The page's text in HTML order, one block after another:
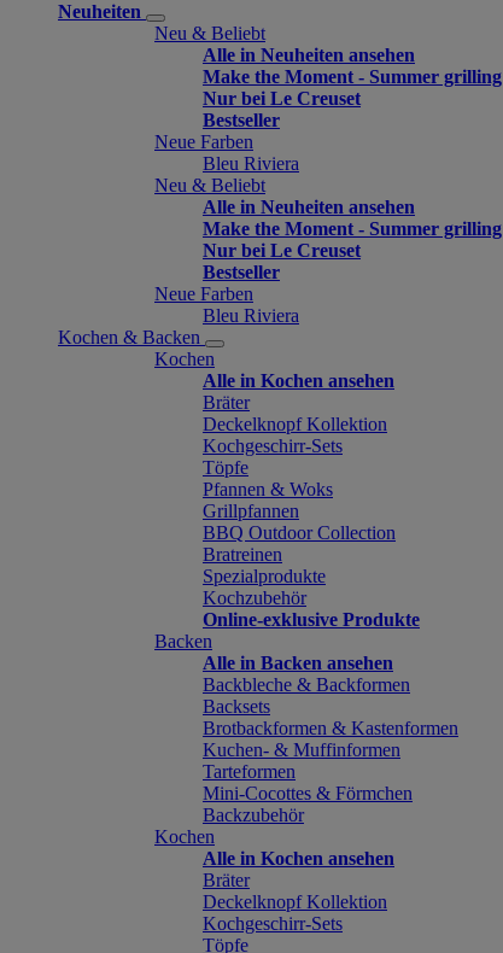
Neuheiten
Neu & Beliebt
Alle in Neuheiten ansehen
Make the Moment - Summer grilling
Nur bei Le Creuset
Bestseller
Neue Farben
Bleu Riviera
Neu & Beliebt
Alle in Neuheiten ansehen
Make the Moment - Summer grilling
Nur bei Le Creuset
Bestseller
Neue Farben
Bleu Riviera
Kochen & Backen
Kochen
Alle in Kochen ansehen
Bräter
Deckelknopf Kollektion
Kochgeschirr-Sets
Töpfe
Pfannen & Woks
Grillpfannen
BBQ Outdoor Collection
Bratreinen
Spezialprodukte
Kochzubehör
Online-exklusive Produkte
Backen
Alle in Backen ansehen
Backbleche & Backformen
Backsets
Brotbackformen & Kastenformen
Kuchen- & Muffinformen
Tarteformen
Mini-Cocottes & Förmchen
Backzubehör
Kochen
Alle in Kochen ansehen
Bräter
Deckelknopf Kollektion
Kochgeschirr-Sets
Töpfe